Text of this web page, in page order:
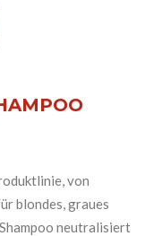
von
blondes, graues
neutralisiert